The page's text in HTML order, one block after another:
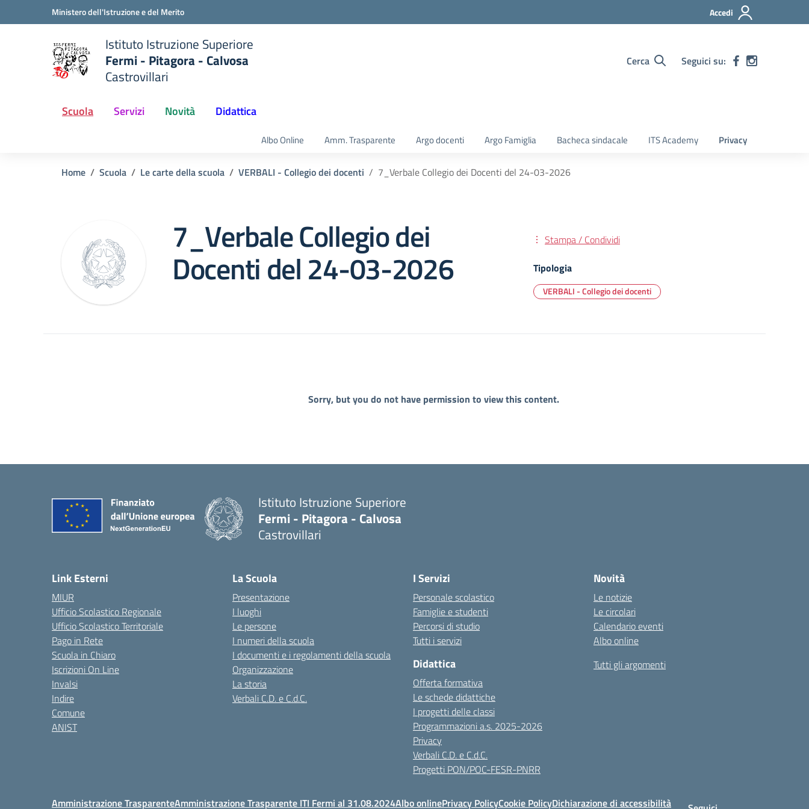
Vai ai contenuti
Vai al menu di navigazioneMinistero dell'Istruzione e del Merito Accedi
Istituto Istruzione Superiore
Fermi - Pitagora - Calvosa
Castrovillari
Cerca Seguici su:
Scuola Servizi Novità Didattica
Albo Online Amm. Trasparente Argo docenti Argo Famiglia Bacheca sindacale ITS Academy Privacy
Home Scuola Le carte della scuola VERBALI - Collegio dei docenti 7_Verbale Collegio dei Docenti del 24-03-2026
7_Verbale Collegio dei
Docenti del 24-03-2026
Stampa / Condividi
Tipologia
VERBALI - Collegio dei docenti
Sorry, but you do not have permission to view this content.
Istituto Istruzione Superiore
Fermi - Pitagora - Calvosa
Castrovillari
Link Esterni
MIUR
Ufficio Scolastico Regionale
Ufficio Scolastico Territoriale
Pago in Rete
Scuola in Chiaro
Iscrizioni On Line
Invalsi
Indire
Comune
ANIST
La Scuola
Presentazione
I luoghi
Le persone
I numeri della scuola
I documenti e i regolamenti della scuola
Organizzazione
La storia
Verbali C.D. e C.d.C.
I Servizi
Personale scolastico
Famiglie e studenti
Percorsi di studio
Tutti i servizi
Didattica
Offerta formativa
Le schede didattiche
I progetti delle classi
Programmazioni a.s. 2025-2026
Privacy
Verbali C.D. e C.d.C.
Progetti PON/POC-FESR-PNRR
Novità
Le notizie
Le circolari
Calendario eventi
Albo online
Tutti gli argomenti
Amministrazione TrasparenteAmministrazione Trasparente ITI Fermi al 31.08.2024Albo onlinePrivacy PolicyCookie PolicyDichiarazione di accessibilità